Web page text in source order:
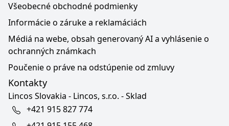
Všeobecné obchodné podmienky
Informácie o záruke a reklamáciách
Médiá na webe, obsah generovaný AI a vyhlásenie o
ochranných známkach
Poučenie o práve na odstúpenie od zmluvy
Kontakty
Lincos Slovakia - Lincos, s.r.o. - Sklad
+421 915 827 774